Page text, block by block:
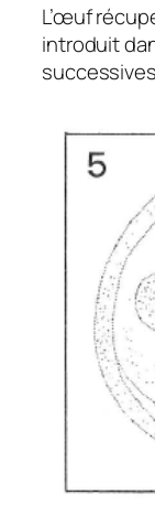
L’œuf
introduit